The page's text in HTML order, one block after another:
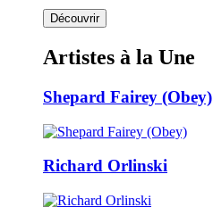
Découvrir
Artistes à la Une
Shepard Fairey (Obey)
Richard Orlinski